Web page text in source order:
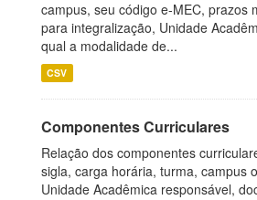
campus, seu código e-MEC, prazos
para integralização, Unidade
qual a modalidade de...
CSV
Componentes Curriculares
Relação dos componentes
sigla, carga horária, turma, campus
Unidade Acadêmica responsável,